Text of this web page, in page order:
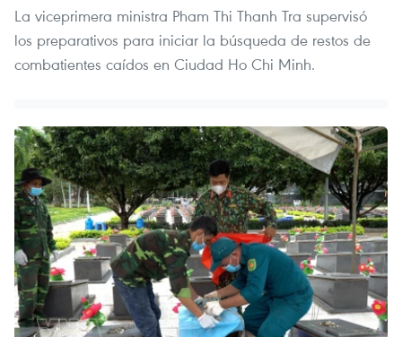
La viceprimera ministra Pham Thi Thanh Tra supervisó
los preparativos para iniciar la búsqueda de restos de
combatientes caídos en Ciudad Ho Chi Minh.